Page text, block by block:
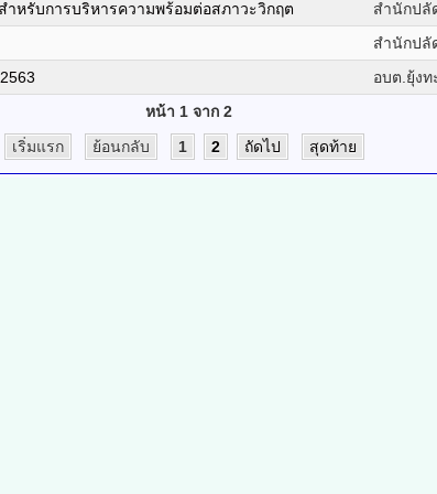
หรับการบริหารความพร้อมต่อสภาวะวิกฤต สำนักปลั
สำนักปลั
อบต.ยุ้งท
หน้า 1 จาก 2
เริ่มแรก
ย้อนกลับ 1 2 ถัดไป สุดท้าย